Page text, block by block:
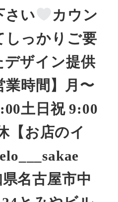
さい
カウン
しっかりご要
ザイン提供
業時間】月〜
土日祝 9:00
【お店のイ
県名古屋市中